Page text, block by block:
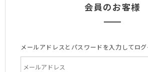
会員のお客様
メールアドレスとパスワードを入力してログ